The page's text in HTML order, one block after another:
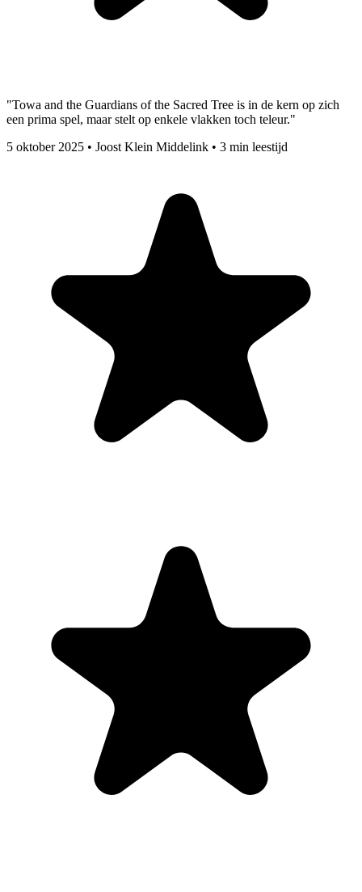
"Towa and the Guardians of the Sacred Tree is in de kern op zich
een prima spel, maar stelt op enkele vlakken toch teleur."
5 oktober 2025 • Joost Klein Middelink • 3 min leestijd